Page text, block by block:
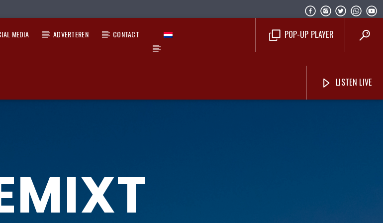
MEDIA ADVERTEREN CONTACT POP-UP PLAYER
LISTEN LIVE